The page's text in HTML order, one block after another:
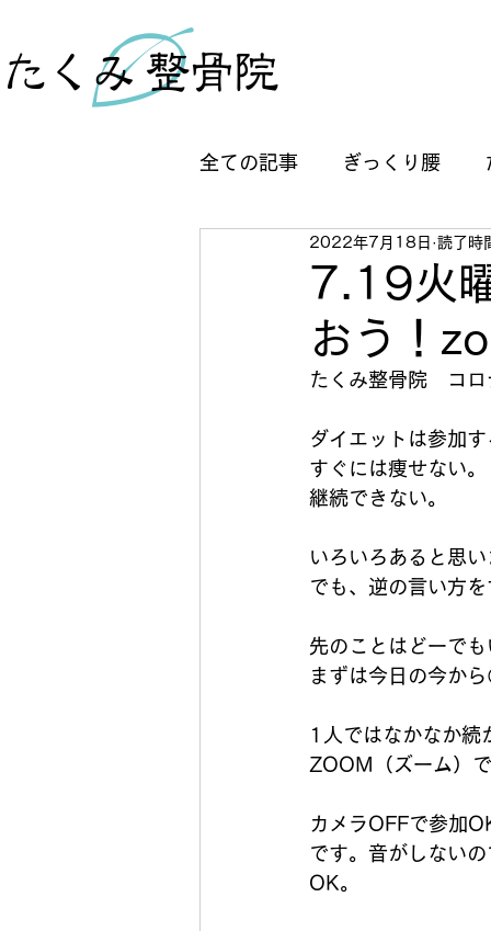
全ての記事 ぎっくり腰
歩行のトラブル 半月板
変形性膝関節症 ゆら
WRAP:ラップ:やっかいな
7.19火
おう！
2022年7月18日 読了時
たくみ整骨院　コ
ダイエットは参加
すぐには痩せない。
継続できない。
いろいろあると思
でも、逆の言い方
先のことはどーで
まずは今日の今か
1人ではなかなか続
ZOOM（ズーム）
カメラOFFで参加
です。音がしない
OK。